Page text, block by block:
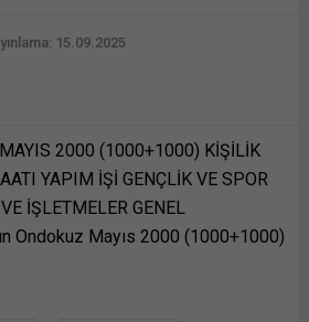
15.09.2025
2000 (1000+1000) KİŞİLİK
YAPIM İŞİ GENÇLİK VE SPOR
İŞLETMELER GENEL
Ondokuz Mayıs 2000 (1000+1000)